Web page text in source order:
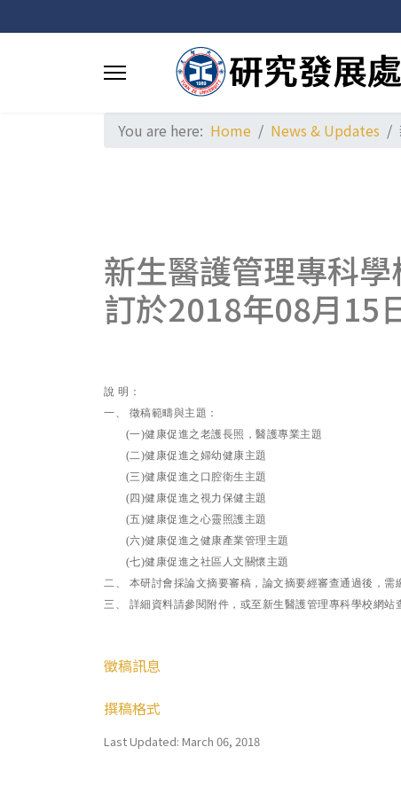
You are here: Home News & Updates
新生醫護管理專科
訂於2018年08月15
說 明：
一、 徵稿範疇與主題：
(一)健康促進之老護長照，醫護專業主題
(二)健康促進之婦幼健康主題
(三)健康促進之口腔衛生主題
(四)健康促進之視力保健主題
(五)健康促進之心靈照護主題
(六)健康促進之健康產業管理主題
(七)健康促進之社區人文關懷主題
二、 本研討會採論文摘要審稿，論文摘要經審查通過後，需
三、 詳細資料請參閱附件，或至新生醫護管理專科學校網站
徵稿訊息
撰稿格式
Last Updated: March 06, 2018